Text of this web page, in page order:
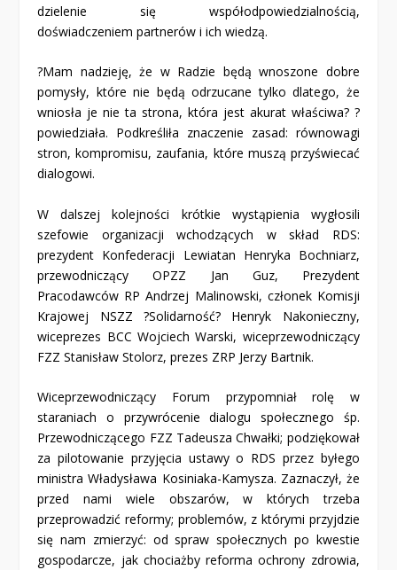
dzielenie się współodpowiedzialnością,
doświadczeniem partnerów i ich wiedzą.
?Mam nadzieję, że w Radzie będą wnoszone dobre
pomysły, które nie będą odrzucane tylko dlatego, że
wniosła je nie ta strona, która jest akurat właściwa? ?
powiedziała. Podkreśliła znaczenie zasad: równowagi
stron, kompromisu, zaufania, które muszą przyświecać
dialogowi.
W dalszej kolejności krótkie wystąpienia wygłosili
szefowie organizacji wchodzących w skład RDS:
prezydent Konfederacji Lewiatan Henryka Bochniarz,
przewodniczący OPZZ Jan Guz, Prezydent
Pracodawców RP Andrzej Malinowski, członek Komisji
Krajowej NSZZ ?Solidarność? Henryk Nakonieczny,
wiceprezes BCC Wojciech Warski, wiceprzewodniczący
FZZ Stanisław Stolorz, prezes ZRP Jerzy Bartnik.
Wiceprzewodniczący Forum przypomniał rolę w
staraniach o przywrócenie dialogu społecznego śp.
Przewodniczącego FZZ Tadeusza Chwałki; podziękował
za pilotowanie przyjęcia ustawy o RDS przez byłego
ministra Władysława Kosiniaka-Kamysza. Zaznaczył, że
przed nami wiele obszarów, w których trzeba
przeprowadzić reformy; problemów, z którymi przyjdzie
się nam zmierzyć: od spraw społecznych po kwestie
gospodarcze, jak chociażby reforma ochrony zdrowia,